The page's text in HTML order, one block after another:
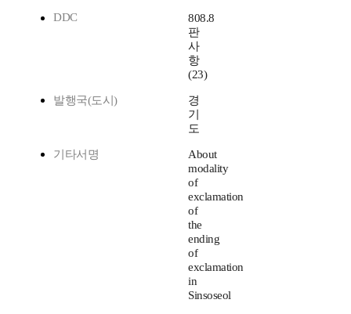
DDC
808.8
판
사
항
(23)
발행국(도시)
경
기
도
기타서명
About
modality
of
exclamation
of
the
ending
of
exclamation
in
Sinsoseol